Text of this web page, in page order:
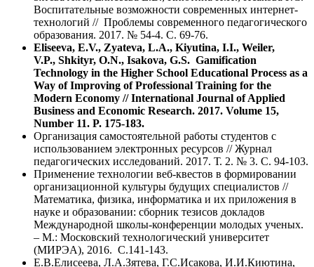
Воспитательные возможности современных интернет-
технологий // Проблемы современного педагогического
образования. 2017. № 54-4. С. 69-76.
Eliseeva, E.V., Zyateva, L.A., Kiyutina, I.I., Weiler,
V.P., Shkityr, O.N., Isakova, G.S. Gamification
Technology in the Higher School Educational Process as a
Way of Improving of Professional Training for the
Modern Economy // International Journal of Applied
Business and Economic Research. 2017. Volume 15,
Number 11. P. 175-183.
Организация самостоятельной работы студентов с
использованием электронных ресурсов // Журнал
педагогических исследований. 2017. Т. 2. № 3. С. 94-103.
Применение технологии веб-квестов в формировании
организационной культуры будущих специалистов //
Математика, физика, информатика и их приложения в
науке и образовании: сборник тезисов докладов
Международной школы-конференции молодых ученых.
– М.: Московский технологический университет
(МИРЭА), 2016. С.141-143.
Е.В.Елисеева, Л.А.Зятева, Г.С.Исакова, И.И.Киютина,